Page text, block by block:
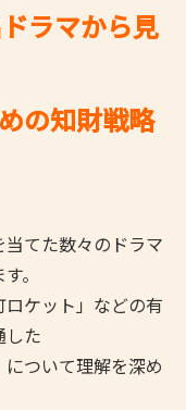
ラマから見
の知財戦略
てた数々のドラマ
。
ケット」などの有
した
について理解を深め